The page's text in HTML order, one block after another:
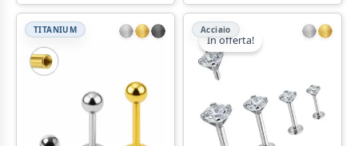
TITANIUM
In offerta!
Acciaio